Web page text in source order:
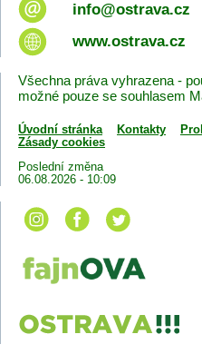
info@ostrava.cz
www.ostrava.cz
Všechna práva vyhrazena -
možné pouze se souhlasem
Úvodní stránka Kontakty
Zásady cookies
Poslední změna
06.08.2026 - 10:09